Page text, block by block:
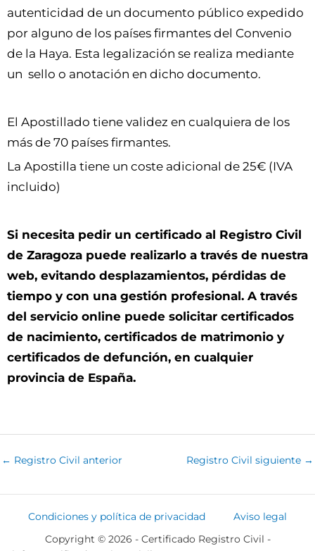
autenticidad de un documento público expedido
por alguno de los países firmantes del Convenio
de la Haya. Esta legalización se realiza mediante
un sello o anotación en dicho documento.
El Apostillado tiene validez en cualquiera de los
más de 70 países firmantes.
La Apostilla tiene un coste adicional de 25€ (IVA
incluido)
Si necesita pedir un certificado al Registro Civil
de Zaragoza puede realizarlo a través de nuestra
web, evitando desplazamientos, pérdidas de
tiempo y con una gestión profesional. A través
del servicio online puede solicitar certificados
de nacimiento, certificados de matrimonio y
certificados de defunción, en cualquier
provincia de España.
← Registro Civil anterior Registro Civil siguiente →
Condiciones y política de privacidad
Aviso legal
Copyright © 2026 - Certificado Registro Civil -